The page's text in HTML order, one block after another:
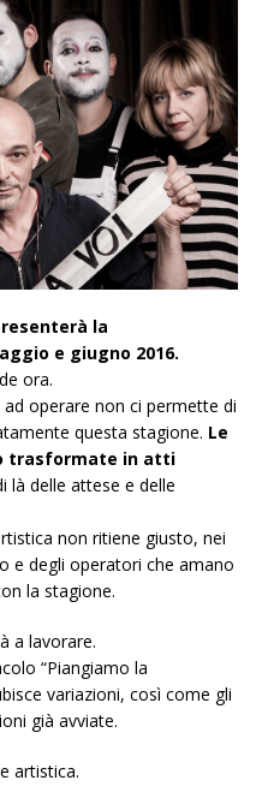
la
e giugno 2016.
ora.
operare non ci permette di
questa stagione. Le
trasformate in atti
là delle attese e delle
non ritiene giusto, nei
e degli operatori che amano
la stagione.
a lavorare.
“Piangiamo la
variazioni, così come gli
già avviate.
artistica.